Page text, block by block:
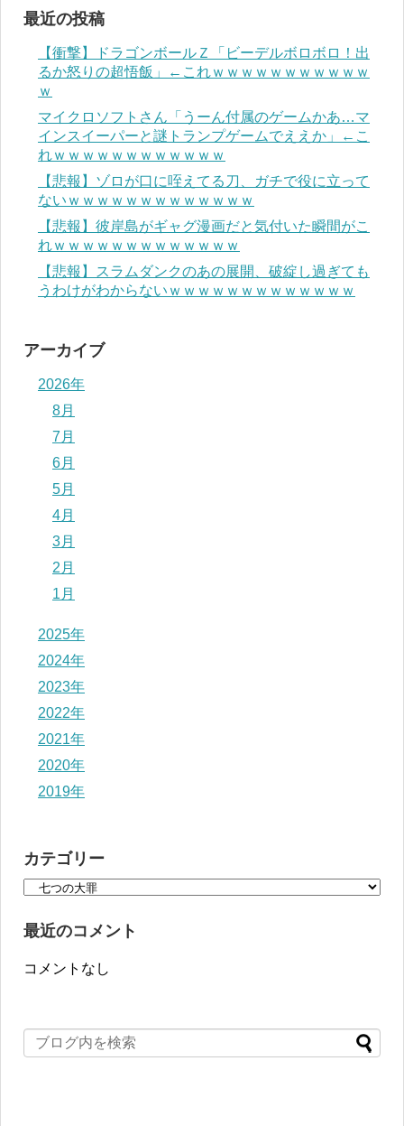
最近の投稿
【衝撃】ドラゴンボールＺ「ビーデルボロボロ！出
るか怒りの超悟飯」←これｗｗｗｗｗｗｗｗｗｗｗ
ｗ
マイクロソフトさん「うーん付属のゲームかあ…マ
インスイーパーと謎トランプゲームでええか」←こ
れｗｗｗｗｗｗｗｗｗｗｗｗ
【悲報】ゾロが口に咥えてる刀、ガチで役に立って
ないｗｗｗｗｗｗｗｗｗｗｗｗｗ
【悲報】彼岸島がギャグ漫画だと気付いた瞬間がこ
れｗｗｗｗｗｗｗｗｗｗｗｗｗ
【悲報】スラムダンクのあの展開、破綻し過ぎても
うわけがわからないｗｗｗｗｗｗｗｗｗｗｗｗｗ
アーカイブ
2026年
8月
7月
6月
5月
4月
3月
2月
1月
2025年
2024年
2023年
2022年
2021年
2020年
2019年
カテゴリー
最近のコメント
コメントなし